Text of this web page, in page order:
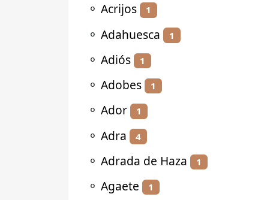
⚬ Acrijos 1
⚬ Adahuesca 1
⚬ Adiós 1
⚬ Adobes 1
⚬ Ador 1
⚬ Adra 4
⚬ Adrada de Haza 1
⚬ Agaete 1